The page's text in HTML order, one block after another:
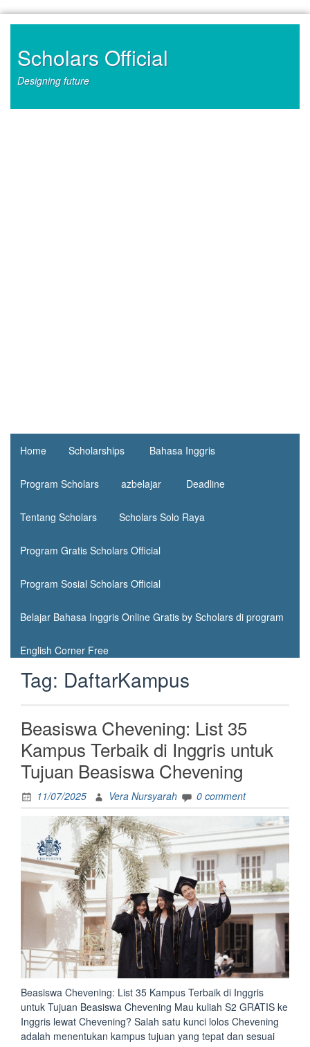
contentScholars Official
Designing future
Home Scholarships Bahasa Inggris
Program Scholars azbelajar Deadline
Tentang Scholars Scholars Solo Raya
Program Gratis Scholars Official
Program Sosial Scholars Official
Belajar Bahasa Inggris Online Gratis by Scholars di program
English Corner Free
Tag: DaftarKampus
Beasiswa Chevening: List 35
Kampus Terbaik di Inggris untuk
Tujuan Beasiswa Chevening
11/07/2025 Vera Nursyarah 0 comment
Beasiswa Chevening: List 35 Kampus Terbaik di Inggris
untuk Tujuan Beasiswa Chevening Mau kuliah S2 GRATIS ke
Inggris lewat Chevening? Salah satu kunci lolos Chevening
adalah menentukan kampus tujuan yang tepat dan sesuai